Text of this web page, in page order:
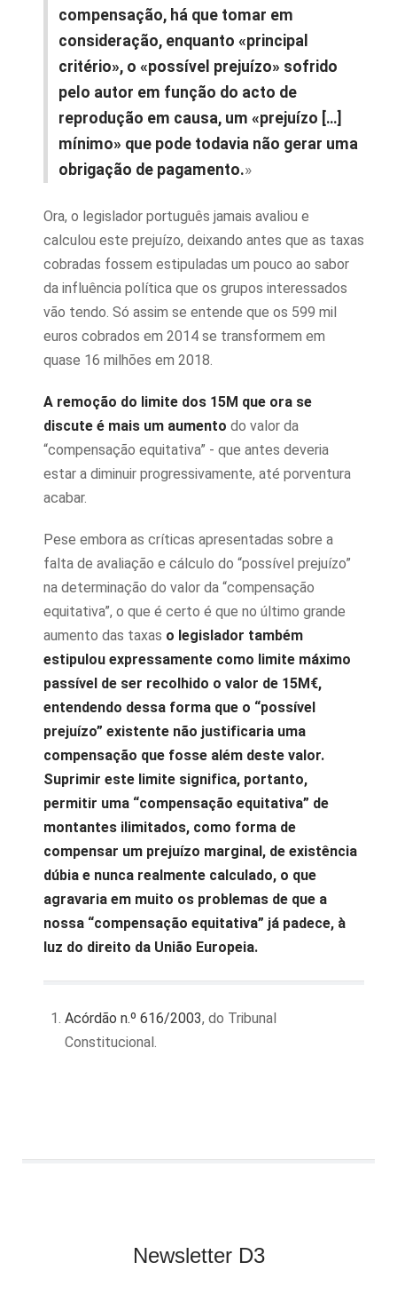
compensação, há que tomar em
consideração, enquanto «principal
critério», o «possível prejuízo» sofrido
pelo autor em função do acto de
reprodução em causa, um «prejuízo […]
mínimo» que pode todavia não gerar uma
obrigação de pagamento.»
Ora, o legislador português jamais avaliou e
calculou este prejuízo, deixando antes que as taxas
cobradas fossem estipuladas um pouco ao sabor
da influência política que os grupos interessados
vão tendo. Só assim se entende que os 599 mil
euros cobrados em 2014 se transformem em
quase 16 milhões em 2018.
A remoção do limite dos 15M que ora se
discute é mais um aumento do valor da
“compensação equitativa” - que antes deveria
estar a diminuir progressivamente, até porventura
acabar.
Pese embora as críticas apresentadas sobre a
falta de avaliação e cálculo do “possível prejuízo”
na determinação do valor da “compensação
equitativa”, o que é certo é que no último grande
aumento das taxas o legislador também
estipulou expressamente como limite máximo
passível de ser recolhido o valor de 15M€,
entendendo dessa forma que o “possível
prejuízo” existente não justificaria uma
compensação que fosse além deste valor.
Suprimir este limite significa, portanto,
permitir uma “compensação equitativa” de
montantes ilimitados, como forma de
compensar um prejuízo marginal, de existência
dúbia e nunca realmente calculado, o que
agravaria em muito os problemas de que a
nossa “compensação equitativa” já padece, à
luz do direito da União Europeia.
Acórdão n.º 616/2003, do Tribunal
Constitucional.
Newsletter D3